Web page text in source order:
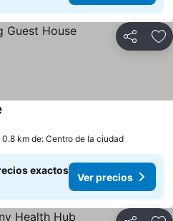
Compartir
0.8 km de: Centro de la ciudad
exactos
Ver precios